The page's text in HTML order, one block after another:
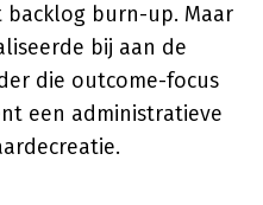
burn-up. Maar
bij aan de
die outcome-focus
een administratieve